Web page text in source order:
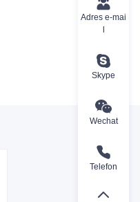
Adres e-mai
l
Skype
Wechat
Telefon